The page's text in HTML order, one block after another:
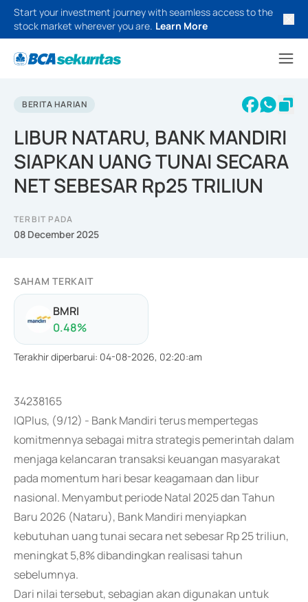
Start your investment journey with seamless access to the
stock market wherever you are. Learn More
BERITA HARIAN
LIBUR NATARU, BANK MANDIRI
SIAPKAN UANG TUNAI SECARA
NET SEBESAR Rp25 TRILIUN
TERBIT PADA
08 December 2025
SAHAM TERKAIT
BMRI
0.48%
Terakhir diperbarui: 04-08-2026, 02:20:am
34238165
IQPlus, (9/12) - Bank Mandiri terus mempertegas
komitmennya sebagai mitra strategis pemerintah dalam
menjaga kelancaran transaksi keuangan masyarakat
pada momentum hari besar keagamaan dan libur
nasional. Menyambut periode Natal 2025 dan Tahun
Baru 2026 (Nataru), Bank Mandiri menyiapkan
kebutuhan uang tunai secara net sebesar Rp 25 triliun,
meningkat 5,8% dibandingkan realisasi tahun
sebelumnya.
Dari nilai tersebut, sebagian akan digunakan untuk